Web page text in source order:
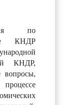
по
КНДР
КНДР,
вопросы,